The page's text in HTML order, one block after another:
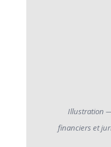
Illustration
financiers et